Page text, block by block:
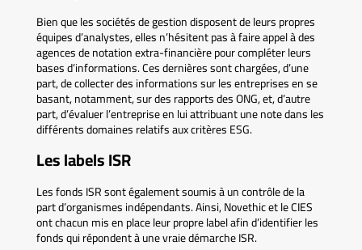
Bien que les sociétés de gestion disposent de leurs propres
équipes d’analystes, elles n’hésitent pas à faire appel à des
agences de notation extra-financière pour compléter leurs
bases d’informations. Ces dernières sont chargées, d’une
part, de collecter des informations sur les entreprises en se
basant, notamment, sur des rapports des ONG, et, d’autre
part, d’évaluer l’entreprise en lui attribuant une note dans les
différents domaines relatifs aux critères ESG.
Les labels ISR
Les fonds ISR sont également soumis à un contrôle de la
part d’organismes indépendants. Ainsi, Novethic et le CIES
ont chacun mis en place leur propre label afin d’identifier les
fonds qui répondent à une vraie démarche ISR.